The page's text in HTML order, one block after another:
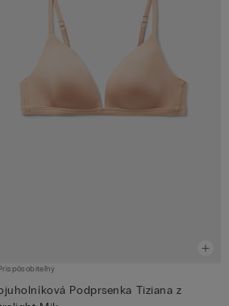
Podprsenka Tiziana z